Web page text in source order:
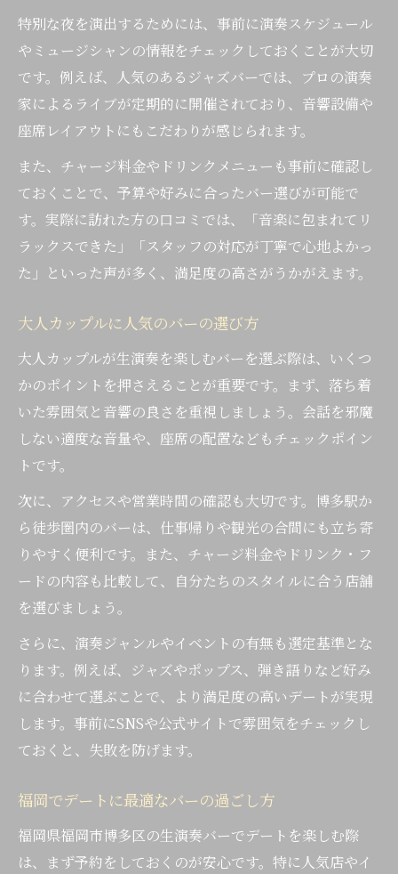
特別な夜を演出するためには、事前に演奏スケジュール
やミュージシャンの情報をチェックしておくことが大切
です。例えば、人気のあるジャズバーでは、プロの演奏
家によるライブが定期的に開催されており、音響設備や
座席レイアウトにもこだわりが感じられます。
また、チャージ料金やドリンクメニューも事前に確認し
ておくことで、予算や好みに合ったバー選びが可能で
す。実際に訪れた方の口コミでは、「音楽に包まれてリ
ラックスできた」「スタッフの対応が丁寧で心地よかっ
た」といった声が多く、満足度の高さがうかがえます。
大人カップルに人気のバーの選び方
大人カップルが生演奏を楽しむバーを選ぶ際は、いくつ
かのポイントを押さえることが重要です。まず、落ち着
いた雰囲気と音響の良さを重視しましょう。会話を邪魔
しない適度な音量や、座席の配置などもチェックポイン
トです。
次に、アクセスや営業時間の確認も大切です。博多駅か
ら徒歩圏内のバーは、仕事帰りや観光の合間にも立ち寄
りやすく便利です。また、チャージ料金やドリンク・フ
ードの内容も比較して、自分たちのスタイルに合う店舗
を選びましょう。
さらに、演奏ジャンルやイベントの有無も選定基準とな
ります。例えば、ジャズやポップス、弾き語りなど好み
に合わせて選ぶことで、より満足度の高いデートが実現
します。事前にSNSや公式サイトで雰囲気をチェックし
ておくと、失敗を防げます。
福岡でデートに最適なバーの過ごし方
福岡県福岡市博多区の生演奏バーでデートを楽しむ際
は、まず予約をしておくのが安心です。特に人気店やイ